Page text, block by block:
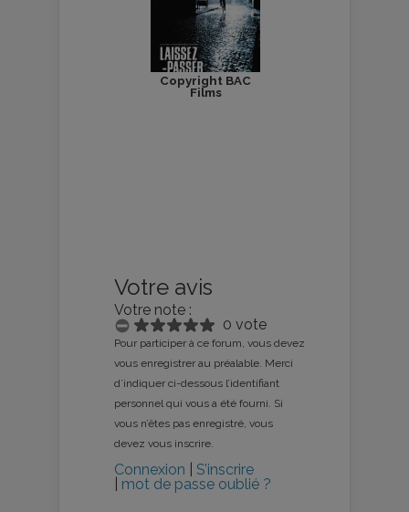
Copyright BAC
Films
Votre avis
Votre note :
0 vote
Pour participer à ce forum, vous devez
vous enregistrer au préalable. Merci
d’indiquer ci-dessous l’identifiant
personnel qui vous a été fourni. Si
vous n’êtes pas enregistré, vous
devez vous inscrire.
Connexion
S’inscrire
mot de passe oublié ?